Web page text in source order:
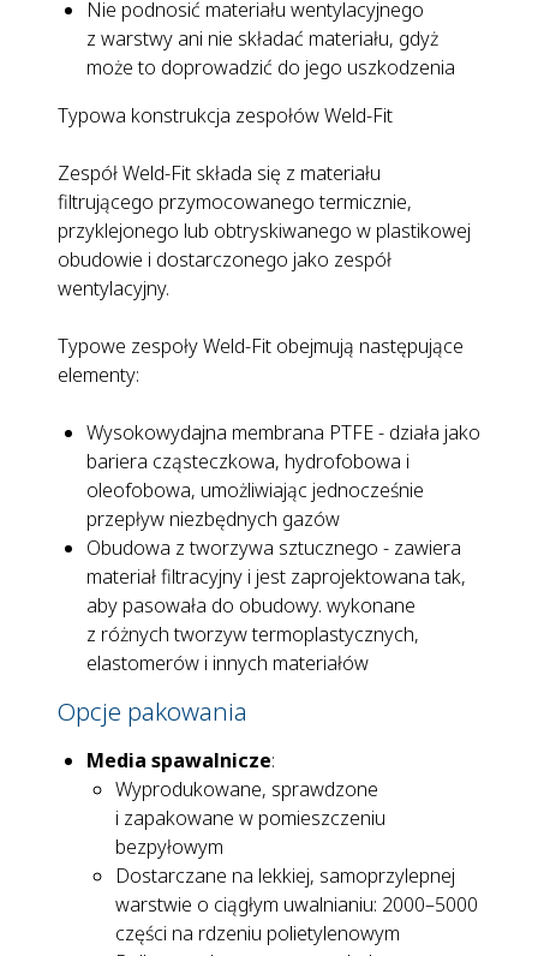
Nie podnosić materiału wentylacyjnego
z warstwy ani nie składać materiału, gdyż
może to doprowadzić do jego uszkodzenia
Typowa konstrukcja zespołów Weld-Fit
Zespół Weld-Fit składa się z materiału
filtrującego przymocowanego termicznie,
przyklejonego lub obtryskiwanego w plastikowej
obudowie i dostarczonego jako zespół
wentylacyjny.
Typowe zespoły Weld-Fit obejmują następujące
elementy:
Wysokowydajna membrana PTFE - działa jako
bariera cząsteczkowa, hydrofobowa i
oleofobowa, umożliwiając jednocześnie
przepływ niezbędnych gazów
Obudowa z tworzywa sztucznego - zawiera
materiał filtracyjny i jest zaprojektowana tak,
aby pasowała do obudowy. wykonane
z różnych tworzyw termoplastycznych,
elastomerów i innych materiałów
Opcje pakowania
Media spawalnicze:
Wyprodukowane, sprawdzone
i zapakowane w pomieszczeniu
bezpyłowym
Dostarczane na lekkiej, samoprzylepnej
warstwie o ciągłym uwalnianiu: 2000–5000
części na rdzeniu polietylenowym